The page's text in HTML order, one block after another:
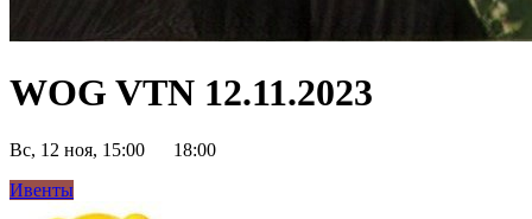
WOG VTN 12.11.2023
Вс, 12 ноя, 15:00
18:00
Ивенты